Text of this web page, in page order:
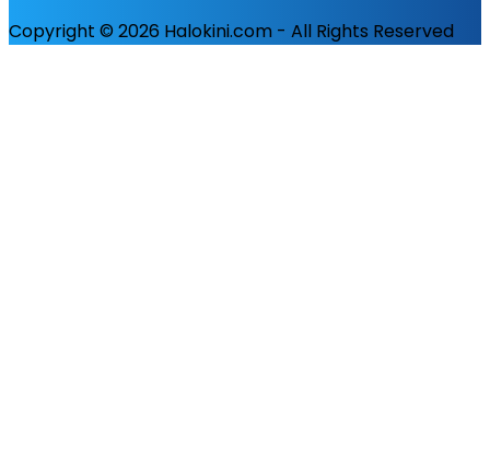
Copyright © 2026 Halokini.com - All Rights Reserved